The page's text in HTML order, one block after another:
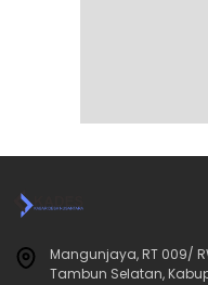
Mangunjaya, RT 009/
Tambun Selatan,